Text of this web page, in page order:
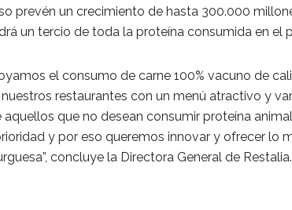
prevén un crecimiento de hasta 300.000
un tercio de toda la proteína consumida en el
el consumo de carne 100% vacuno de
restaurantes con un menú atractivo y
que no desean consumir proteína
y por eso queremos innovar y ofrecer lo
concluye la Directora General de Restalia.